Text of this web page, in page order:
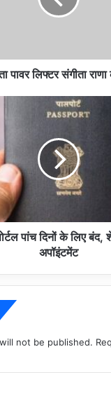
पावर लिफ्टर संगीता
पांच दिनों के लिए
अपॉइंटमेंट
not be published.